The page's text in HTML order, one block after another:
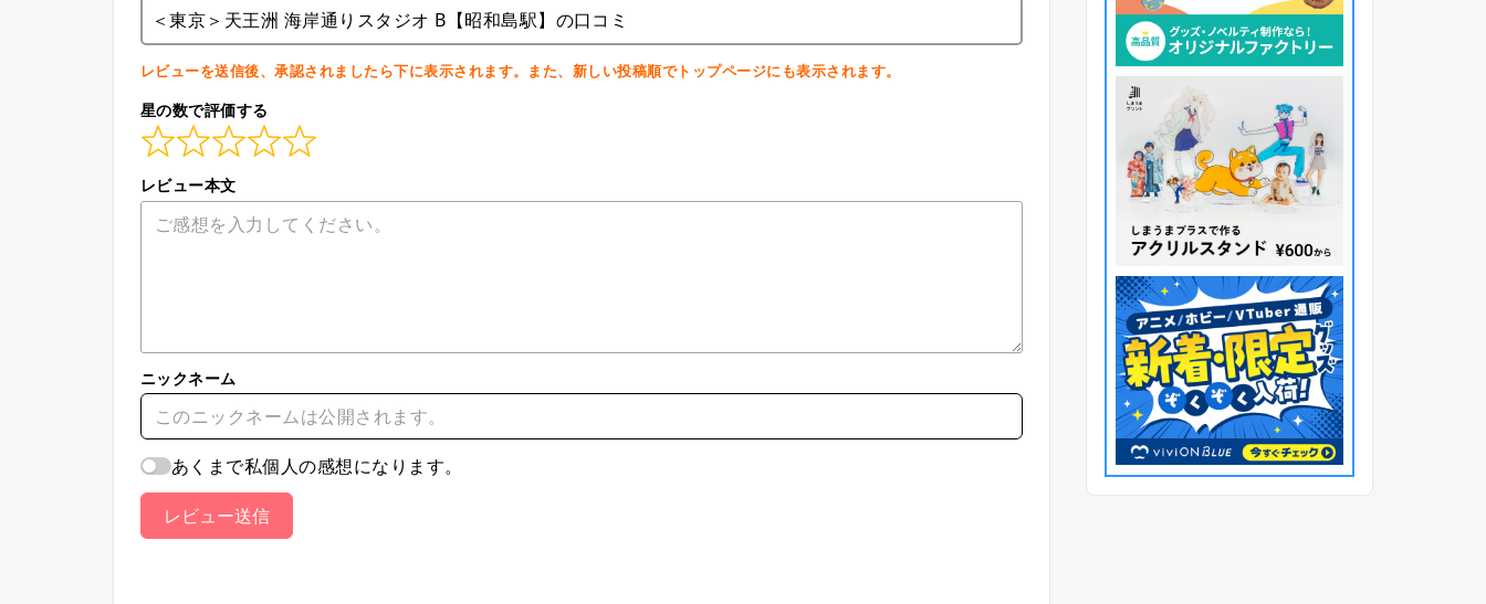
＜東京＞天王洲 海岸通りスタジオ B【昭和島駅】の口コミ
レビューを送信後、承認されましたら下に表示されます。また、新しい投稿順でトップページにも表示されます。
星の数で評価する
レビュー本文
ニックネーム
あくまで私個人の感想になります。
レビュー送信